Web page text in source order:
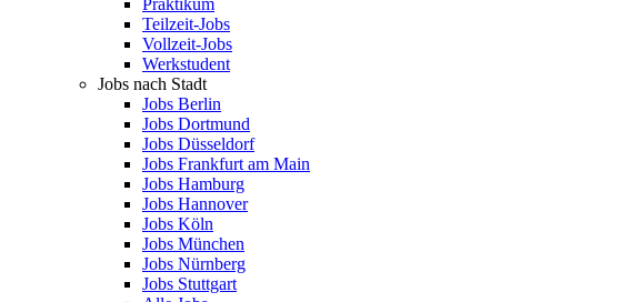
Praktikum
Teilzeit-Jobs
Vollzeit-Jobs
Werkstudent
Jobs nach Stadt
Jobs Berlin
Jobs Dortmund
Jobs Düsseldorf
Jobs Frankfurt am Main
Jobs Hamburg
Jobs Hannover
Jobs Köln
Jobs München
Jobs Nürnberg
Jobs Stuttgart